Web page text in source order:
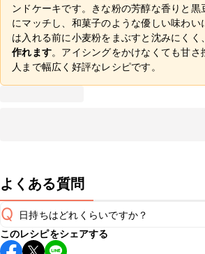
ンドケーキです。きな粉の芳醇な香りと
にマッチし、和菓子のような優しい味わい
は入れる前に小麦粉をまぶすと沈みにくく、
作れます。アイシングをかけなくても甘
人まで幅広く好評なレシピです。
よくある質問
Q 日持ちはどれくらいですか？
保存期間は常温で2~3日が目安です。な
このレシピをシェアする